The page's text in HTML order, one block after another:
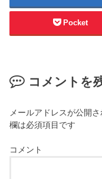
Pocket
コメントを
メールアドレスが公開
欄は必須項目です
コメント